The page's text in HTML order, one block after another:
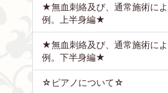
★無血刺絡及び、通常施術に
例。上半身編★
★無血刺絡及び、通常施術に
例。下半身編★
☆ピアノについて☆